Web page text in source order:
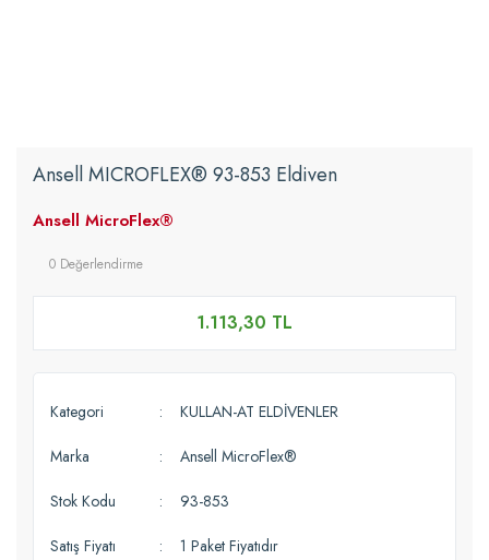
Ansell MICROFLEX® 93-853 Eldiven
Ansell MicroFlex®
0 Değerlendirme
1.113,30 TL
Kategori KULLAN-AT ELDİVENLER
Marka Ansell MicroFlex®
Stok Kodu 93-853
Satış Fiyatı 1 Paket Fiyatıdır